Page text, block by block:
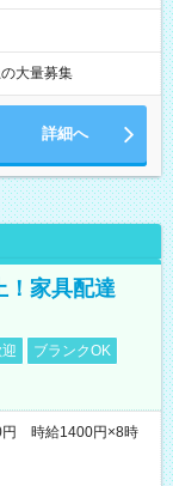
大量募集
詳細へ
！家具配達
ブランクOK
円 時給1400円×8時